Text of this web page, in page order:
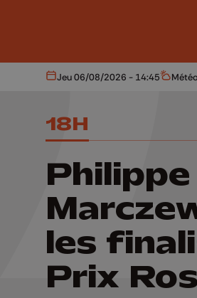
Aujourd'hui
Jeu 06/08/2026 - 14:45 Météo
Météo
18H
Philippe
les
Prix